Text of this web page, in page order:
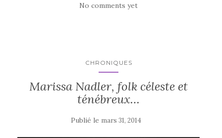
No comments yet
CHRONIQUES
Marissa Nadler, folk céleste et
ténébreux…
Publié le mars 31, 2014